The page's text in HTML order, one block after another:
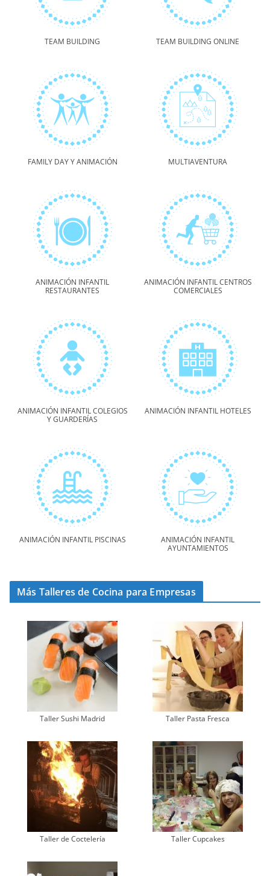
TEAM BUILDING TEAM BUILDING ONLINE
FAMILY DAY Y ANIMACIÓN MULTIAVENTURA
ANIMACIÓN INFANTIL
RESTAURANTES
ANIMACIÓN INFANTIL CENTROS
COMERCIALES
ANIMACIÓN INFANTIL COLEGIOS
Y GUARDERÍAS
ANIMACIÓN INFANTIL HOTELES
ANIMACIÓN INFANTIL PISCINAS
ANIMACIÓN INFANTIL
AYUNTAMIENTOS
Más Talleres de Cocina para Empresas
Taller Sushi Madrid Taller Pasta Fresca
Taller de Coctelería Taller Cupcakes